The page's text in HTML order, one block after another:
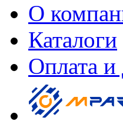
О
Каталоги
Оплата и